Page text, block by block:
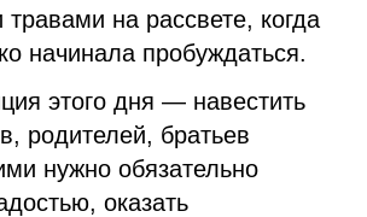
на рассвете, когда
начинала пробуждаться.
этого дня — навестить
родителей, братьев
нужно обязательно
оказать